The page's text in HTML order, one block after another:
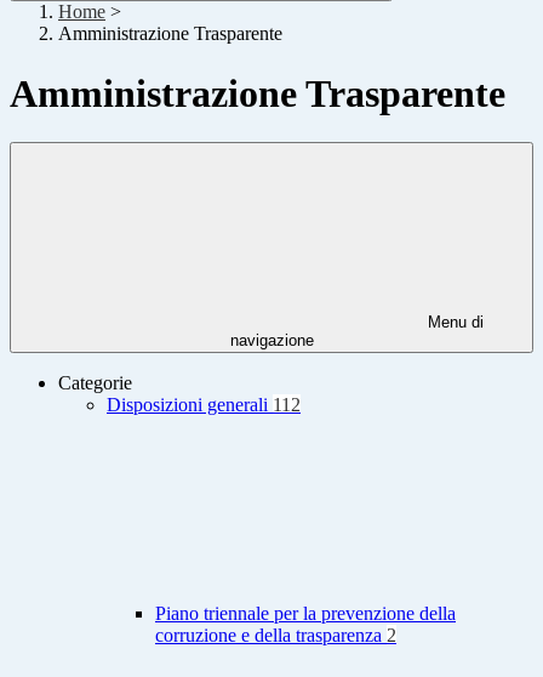
Home >
Amministrazione Trasparente
Amministrazione Trasparente
Menu di
navigazione
Categorie
Disposizioni generali 112
Piano triennale per la prevenzione della
corruzione e della trasparenza 2